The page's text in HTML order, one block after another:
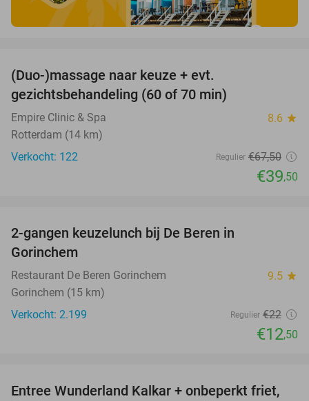
(Duo-)massage naar keuze + evt.
gezichtsbehandeling (60 of 70 min)
Empire Clinic & Spa 8.6 star
Rotterdam (14 km)
Verkocht: 122
Regulier €67,50
€39,50
2-gangen keuzelunch bij De Beren in
Gorinchem
Restaurant De Beren Gorinchem 9.5 star
Gorinchem (15 km)
Verkocht: 2.199
Regulier €22
€12,50
32%
Entree Wunderland Kalkar + onbeperkt friet,